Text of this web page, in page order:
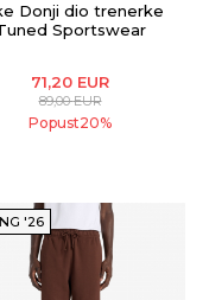
Donji dio trenerke
Sportswear
71,20 EUR
89,00EUR
Popust20%
'26